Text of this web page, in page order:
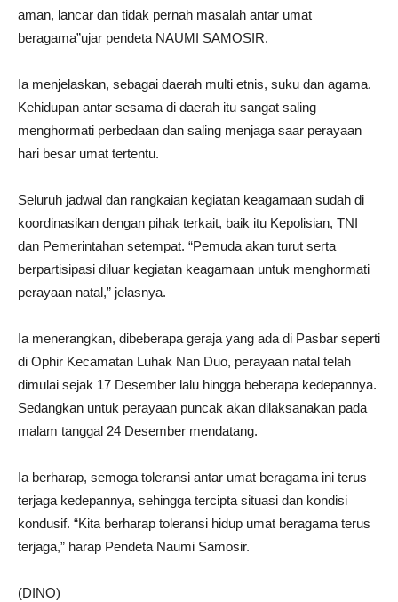
aman, lancar dan tidak pernah masalah antar umat
beragama”ujar pendeta NAUMI SAMOSIR.
Ia menjelaskan, sebagai daerah multi etnis, suku dan agama.
Kehidupan antar sesama di daerah itu sangat saling
menghormati perbedaan dan saling menjaga saar perayaan
hari besar umat tertentu.
Seluruh jadwal dan rangkaian kegiatan keagamaan sudah di
koordinasikan dengan pihak terkait, baik itu Kepolisian, TNI
dan Pemerintahan setempat. “Pemuda akan turut serta
berpartisipasi diluar kegiatan keagamaan untuk menghormati
perayaan natal,” jelasnya.
Ia menerangkan, dibeberapa geraja yang ada di Pasbar seperti
di Ophir Kecamatan Luhak Nan Duo, perayaan natal telah
dimulai sejak 17 Desember lalu hingga beberapa kedepannya.
Sedangkan untuk perayaan puncak akan dilaksanakan pada
malam tanggal 24 Desember mendatang.
Ia berharap, semoga toleransi antar umat beragama ini terus
terjaga kedepannya, sehingga tercipta situasi dan kondisi
kondusif. “Kita berharap toleransi hidup umat beragama terus
terjaga,” harap Pendeta Naumi Samosir.
(DINO)